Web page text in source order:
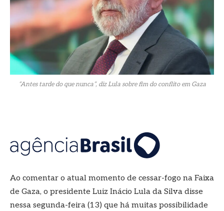
“Antes tarde do que nunca”, diz Lula sobre fim do conflito em Gaza
Ao comentar o atual momento de cessar-fogo na Faixa
de Gaza, o presidente Luiz Inácio Lula da Silva disse
nessa segunda-feira (13) que há muitas possibilidade